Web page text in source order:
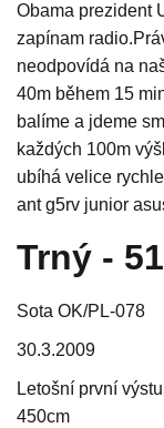
Obama prezident
zapínam
neodpovídá na
40m během 15
balíme a jdeme
každých 100m
ubíhá velice
ant g5rv junior
Trný -
Sota OK/PL-078
30.3.2009
Letošní první
450cm